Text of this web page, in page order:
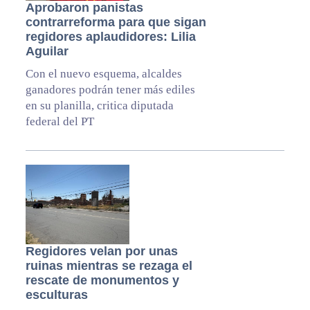
Aprobaron panistas
contrarreforma para que sigan
regidores aplaudidores: Lilia
Aguilar
Con el nuevo esquema, alcaldes
ganadores podrán tener más ediles
en su planilla, critica diputada
federal del PT
Regidores velan por unas
ruinas mientras se rezaga el
rescate de monumentos y
esculturas